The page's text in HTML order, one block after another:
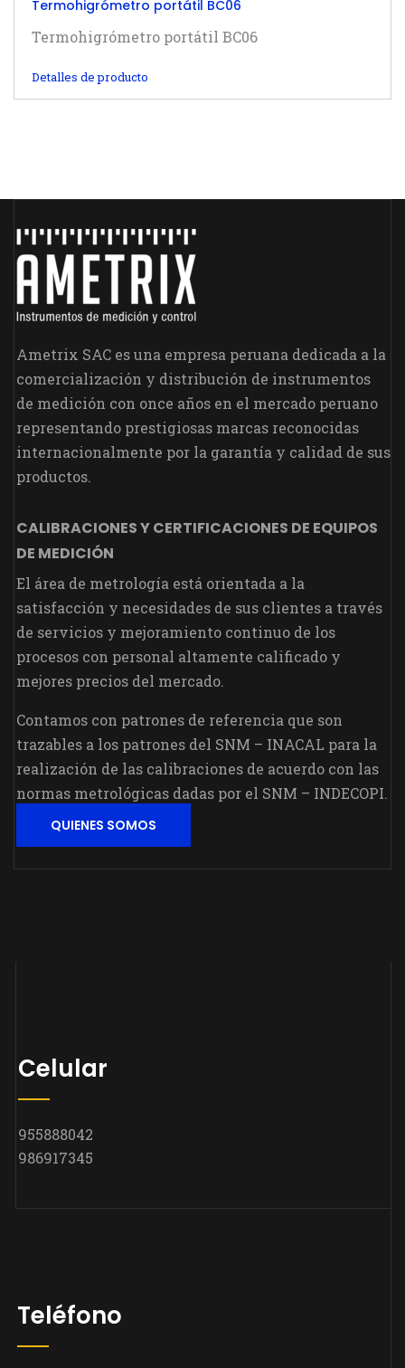
Termohigrómetro portátil BC06
Termohigrómetro portátil BC06
Detalles de producto
Ametrix SAC es una empresa peruana dedicada a la
comercialización y distribución de instrumentos
de medición con once años en el mercado peruano
representando prestigiosas marcas reconocidas
internacionalmente por la garantía y calidad de sus
productos.
CALIBRACIONES Y CERTIFICACIONES DE EQUIPOS
DE MEDICIÓN
El área de metrología está orientada a la
satisfacción y necesidades de sus clientes a través
de servicios y mejoramiento continuo de los
procesos con personal altamente calificado y
mejores precios del mercado.
Contamos con patrones de referencia que son
trazables a los patrones del SNM – INACAL para la
realización de las calibraciones de acuerdo con las
normas metrológicas dadas por el SNM – INDECOPI.
QUIENES SOMOS
Celular
955888042
986917345
Teléfono